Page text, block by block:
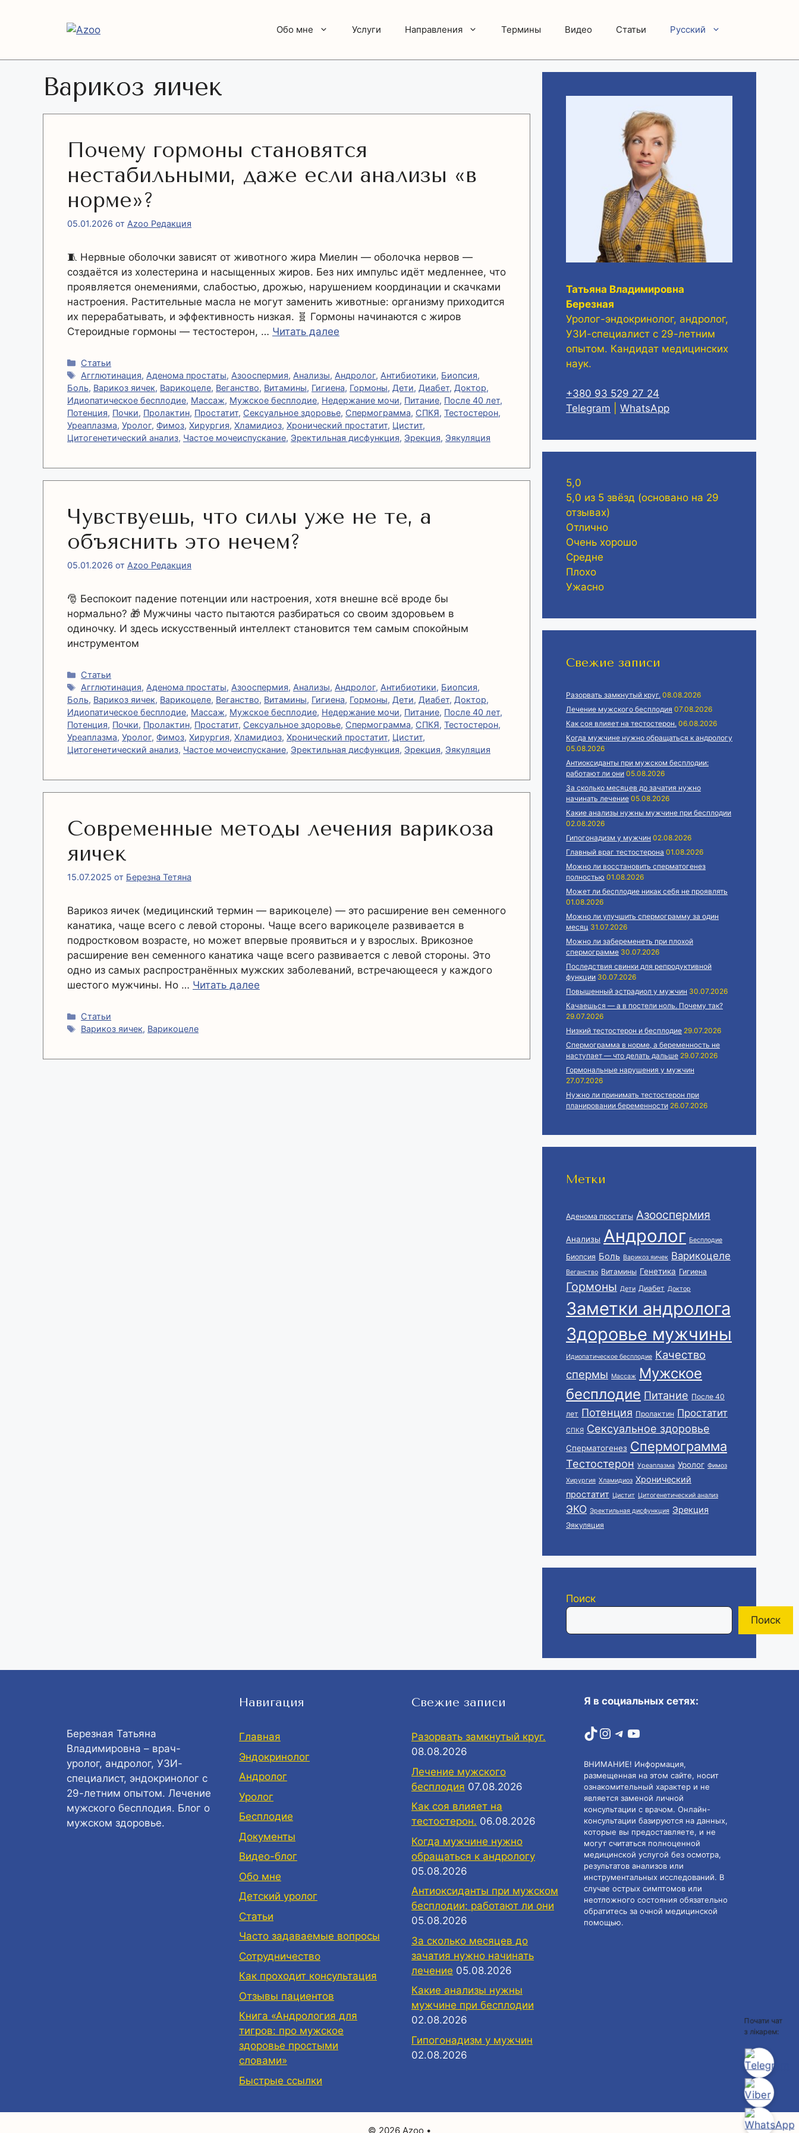
Обо мне Услуги Направления Термины Видео Статьи Русский
Варикоз яичек
Почему гормоны становятся
нестабильными, даже если анализы «в
норме»?
05.01.2026 от Azoo Редакция
🧵 Нервные оболочки зависят от животного жира Миелин — оболочка нервов —
создаётся из холестерина и насыщенных жиров. Без них импульс идёт медленнее, что
проявляется онемениями, слабостью, дрожью, нарушением координации и скачками
настроения. Растительные масла не могут заменить животные: организму приходится
их перерабатывать, и эффективность низкая. 🧬 Гормоны начинаются с жиров
Стероидные гормоны — тестостерон, … Читать далее
Рубрики
Статьи
Метки
Агглютинация, Аденома простаты, Азооспермия, Анализы, Андролог, Антибиотики, Биопсия,
Боль, Варикоз яичек, Варикоцеле, Веганство, Витамины, Гигиена, Гормоны, Дети, Диабет, Доктор,
Идиопатическое бесплодие, Массаж, Мужское бесплодие, Недержание мочи, Питание, После 40 лет,
Потенция, Почки, Пролактин, Простатит, Сексуальное здоровье, Спермограмма, СПКЯ, Тестостерон,
Уреаплазма, Уролог, Фимоз, Хирургия, Хламидиоз, Хронический простатит, Цистит,
Цитогенетический анализ, Частое мочеиспускание, Эректильная дисфункция, Эрекция, Эякуляция
Чувствуешь, что силы уже не те, а
объяснить это нечем?
05.01.2026 от Azoo Редакция
🎅 Беспокоит падение потенции или настроения, хотя внешне всё вроде бы
нормально? 🎁 Мужчины часто пытаются разбираться со своим здоровьем в
одиночку. И здесь искусственный интеллект становится тем самым спокойным
инструментом
Рубрики
Статьи
Метки
Агглютинация, Аденома простаты, Азооспермия, Анализы, Андролог, Антибиотики, Биопсия,
Боль, Варикоз яичек, Варикоцеле, Веганство, Витамины, Гигиена, Гормоны, Дети, Диабет, Доктор,
Идиопатическое бесплодие, Массаж, Мужское бесплодие, Недержание мочи, Питание, После 40 лет,
Потенция, Почки, Пролактин, Простатит, Сексуальное здоровье, Спермограмма, СПКЯ, Тестостерон,
Уреаплазма, Уролог, Фимоз, Хирургия, Хламидиоз, Хронический простатит, Цистит,
Цитогенетический анализ, Частое мочеиспускание, Эректильная дисфункция, Эрекция, Эякуляция
Современные методы лечения варикоза
яичек
15.07.2025 от Березна Тетяна
Варикоз яичек (медицинский термин — варикоцеле) — это расширение вен семенного
канатика, чаще всего с левой стороны. Чаще всего варикоцеле развивается в
подростковом возрасте, но может впервые проявиться и у взрослых. Врикозное
расширение вен семенного канатика чаще всего развивается с левой стороны. Это
одно из самых распространённых мужских заболеваний, встречающееся у каждого
шестого мужчины. Но … Читать далее
Рубрики
Статьи
Метки
Варикоз яичек, Варикоцеле
Татьяна Владимировна
Березная
Уролог-эндокринолог, андролог,
УЗИ-специалист с 29-летним
опытом. Кандидат медицинских
наук.
+380 93 529 27 24
Telegram
WhatsApp
5,0
5,0 из 5 звёзд (основано на 29
отзывах)
Отлично
Очень хорошо
Средне
Плохо
Ужасно
Свежие записи
Разорвать замкнутый круг. 08.08.2026
Лечение мужского бесплодия 07.08.2026
Как соя влияет на тестостерон. 06.08.2026
Когда мужчине нужно обращаться к андрологу
05.08.2026
Антиоксиданты при мужском бесплодии:
работают ли они 05.08.2026
За сколько месяцев до зачатия нужно
начинать лечение 05.08.2026
Какие анализы нужны мужчине при бесплодии
02.08.2026
Гипогонадизм у мужчин 02.08.2026
Главный враг тестостерона 01.08.2026
Можно ли восстановить сперматогенез
полностью 01.08.2026
Может ли бесплодие никак себя не проявлять
01.08.2026
Можно ли улучшить спермограмму за один
месяц 31.07.2026
Можно ли забеременеть при плохой
спермограмме 30.07.2026
Последствия свинки для репродуктивной
функции 30.07.2026
Повышенный эстрадиол у мужчин 30.07.2026
Качаешься — а в постели ноль. Почему так?
29.07.2026
Низкий тестостерон и бесплодие 29.07.2026
Спермограмма в норме, а беременность не
наступает — что делать дальше 29.07.2026
Гормональные нарушения у мужчин
27.07.2026
Нужно ли принимать тестостерон при
планировании беременности 26.07.2026
Метки
Аденома простаты Азооспермия
Анализы Андролог Бесплодие
Биопсия Боль Варикоз яичек Варикоцеле
Веганство Витамины Генетика Гигиена
Гормоны Дети Диабет Доктор
Заметки андролога
Здоровье мужчины
Идиопатическое бесплодие Качество
спермы Массаж
Мужское
бесплодие Питание После 40
лет Потенция Пролактин Простатит
СПКЯ Сексуальное здоровье
Сперматогенез Спермограмма
Тестостерон Уреаплазма Уролог Фимоз
Хирургия Хламидиоз Хронический
простатит Цистит Цитогенетический анализ
ЭКО Эректильная дисфункция Эрекция
Эякуляция
Поиск
Поиск
Березная Татьяна
Владимировна – врач-
уролог, андролог, УЗИ-
специалист, эндокринолог с
29-летним опытом. Лечение
мужского бесплодия. Блог о
мужском здоровье.
Навигация
Главная
Эндокринолог
Андролог
Уролог
Бесплодие
Документы
Видео-блог
Обо мне
Детский уролог
Статьи
Часто задаваемые вопросы
Сотрудничество
Как проходит консультация
Отзывы пациентов
Книга «Андрология для
тигров: про мужское
здоровье простыми
словами»
Быстрые ссылки
Свежие записи
Разорвать замкнутый круг.
08.08.2026
Лечение мужского
бесплодия 07.08.2026
Как соя влияет на
тестостерон. 06.08.2026
Когда мужчине нужно
обращаться к андрологу
05.08.2026
Антиоксиданты при мужском
бесплодии: работают ли они
05.08.2026
За сколько месяцев до
зачатия нужно начинать
лечение 05.08.2026
Какие анализы нужны
мужчине при бесплодии
02.08.2026
Гипогонадизм у мужчин
02.08.2026
Я в социальных сетях:
TikTok
Instagram
Telegram
YouTube
ВНИМАНИЕ! Информация,
размещенная на этом сайте, носит
ознакомительный характер и не
является заменой личной
консультации с врачом. Онлайн-
консультации базируются на данных,
которые вы предоставляете, и не
могут считаться полноценной
медицинской услугой без осмотра,
результатов анализов или
инструментальных исследований. В
случае острых симптомов или
неотложного состояния обязательно
обратитесь за очной медицинской
помощью.
© 2026 Azoo •
Почати чат
з лікарем: